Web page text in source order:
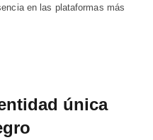
en las plataformas más
única